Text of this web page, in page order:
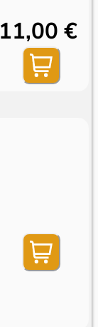
11,00 €